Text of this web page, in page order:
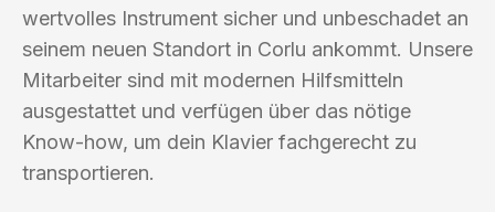
wertvolles Instrument sicher und unbeschadet an
seinem neuen Standort in Corlu ankommt. Unsere
Mitarbeiter sind mit modernen Hilfsmitteln
ausgestattet und verfügen über das nötige
Know-how, um dein Klavier fachgerecht zu
transportieren.